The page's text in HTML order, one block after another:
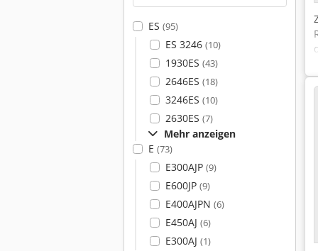
ES (95)
ES 3246 (10)
1930ES (43)
2646ES (18)
3246ES (10)
2630ES (7)
Mehr anzeigen
E (73)
E300AJP (9)
E600JP (9)
E400AJPN (6)
E450AJ (6)
E300AJ (1)